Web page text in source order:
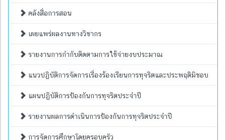
คลังสื่อการสอน
เผยแพร่ผลงานทางวิชากร
รายงานการกำกับติดตามการใช้จ่ายงบประมาณ
แนวปฏิบัติการจัดการเรื่องร้องเรียนการทุจริตและประพฤติมิชอบ
แผนปฏิบัติการป้องกันการทุจริตประจำปี
รายงานผลการดำเนินการป้องกันการทุจริตประจำปี
การจัดการศึกษาโดยครอบครัว